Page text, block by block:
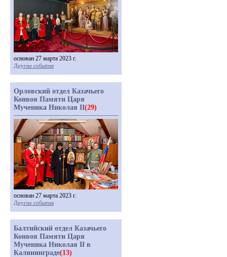
основан 27 марта 2023 г.
Другие события
Орловский отдел Казачьего
Конвоя Памяти Царя
Мученика Николая II(29)
основан 27 марта 2023 г.
Другие события
Балтийский отдел Казачьего
Конвоя Памяти Царя
Мученика Николая II в
Калининграде(13)